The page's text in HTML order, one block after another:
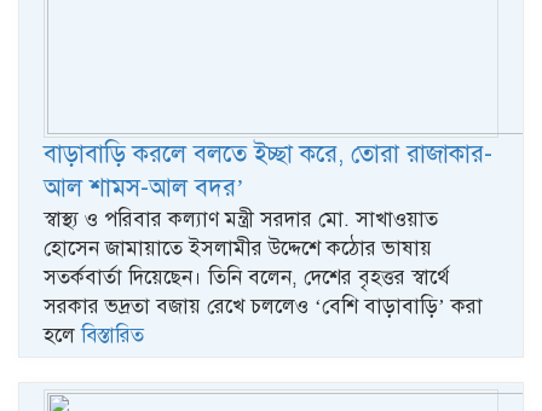
বাড়াবাড়ি করলে বলতে ইচ্ছা করে, তোরা রাজাকার-
আল শামস-আল বদর’
স্বাস্থ্য ও পরিবার কল্যাণ মন্ত্রী সরদার মো. সাখাওয়াত
হোসেন জামায়াতে ইসলামীর উদ্দেশে কঠোর ভাষায়
সতর্কবার্তা দিয়েছেন। তিনি বলেন, দেশের বৃহত্তর স্বার্থে
সরকার ভদ্রতা বজায় রেখে চললেও ‘বেশি বাড়াবাড়ি’ করা
হলেবিস্তারিত